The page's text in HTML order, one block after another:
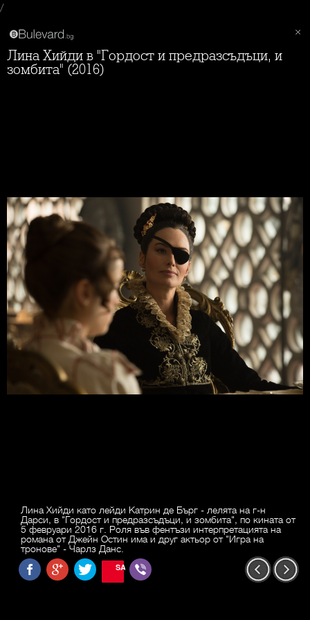
/
Лина Хийди в "Гордост и предразсъдъци, и
зомбита" (2016)
Лина Хийди като лейди Катрин де Бърг - лелята на г-н
Дарси, в "Гордост и предразсъдъци, и зомбита", по кината от
5 февруари 2016 г. Роля във фентъзи интерпретацията на
романа от Джейн Остин има и друг актьор от "Игра на
тронове" - Чарлз Данс.
SAVE